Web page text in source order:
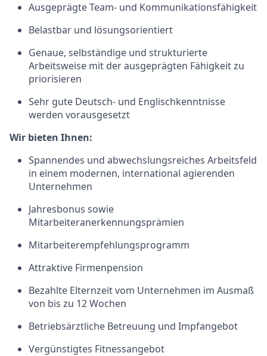
Ausgeprägte Team- und Kommunikationsfähigkeit
Belastbar und lösungsorientiert
Genaue, selbständige und strukturierte
Arbeitsweise mit der ausgeprägten Fähigkeit zu
priorisieren
Sehr gute Deutsch- und Englischkenntnisse
werden vorausgesetzt
Wir bieten Ihnen:
Spannendes und abwechslungsreiches Arbeitsfeld
in einem modernen, international agierenden
Unternehmen
Jahresbonus sowie
Mitarbeiteranerkennungsprämien
Mitarbeiterempfehlungsprogramm
Attraktive Firmenpension
Bezahlte Elternzeit vom Unternehmen im Ausmaß
von bis zu 12 Wochen
Betriebsärztliche Betreuung und Impfangebot
Vergünstigtes Fitnessangebot